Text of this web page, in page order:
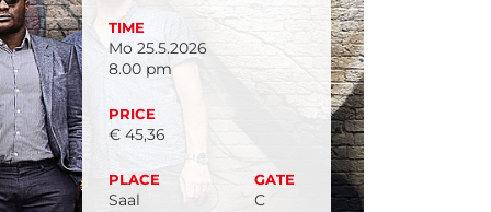
TIME
Mo 25.5.2026
8.00 pm
PRICE
€ 45,36
PLACE
Saal
GATE
C